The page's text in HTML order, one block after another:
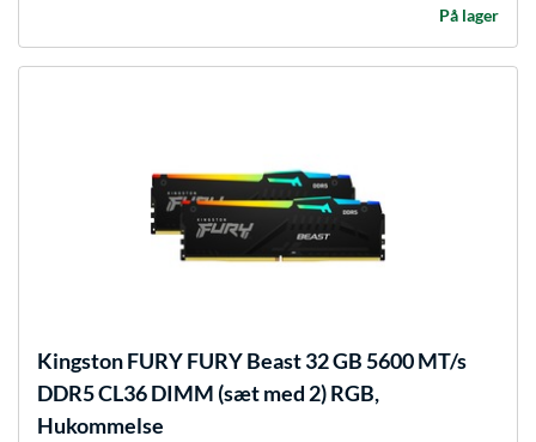
På lager
Kingston FURYFURY Beast 32 GB 5600 MT/s
DDR5 CL36 DIMM (sæt med 2) RGB,
Hukommelse